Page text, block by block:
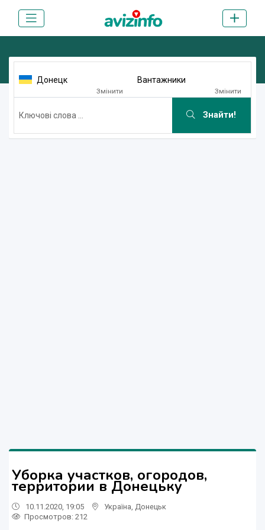
Донецк
Змінити
Вантажники
Змінити
Знайти!
Уборка участков, огородов,
территории в Донецьку
10.11.2020, 19:05 Україна Донецьк
Просмотров: 212